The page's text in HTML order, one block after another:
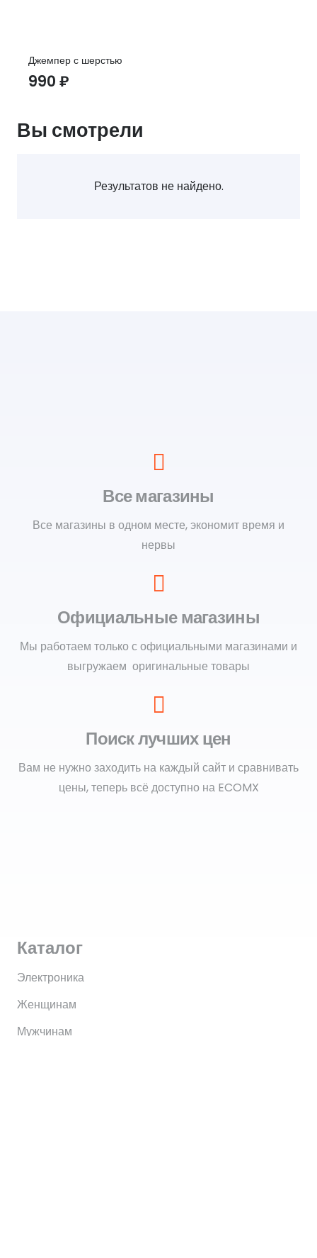
Джемпер с шерстью
990 ₽
Вы смотрели
Результатов не найдено.
Все магазины
Все магазины в одном месте, экономит время и
нервы
Официальные магазины
Мы работаем только с официальными магазинами и
выгружаем оригинальные товары
Поиск лучших цен
Вам не нужно заходить на каждый сайт и сравнивать
цены, теперь всё доступно на ECOMX
Каталог
Электроника
Женщинам
Мужчинам